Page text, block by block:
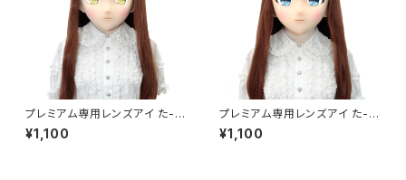
プレミアム専用レンズアイ た-イ
エロー Premium Lens Eye T
A-Yellow
¥1,100
プレミアム専用レンズアイ た-ブ
ルー Premium Lens Eye TA
-Blue
¥1,100